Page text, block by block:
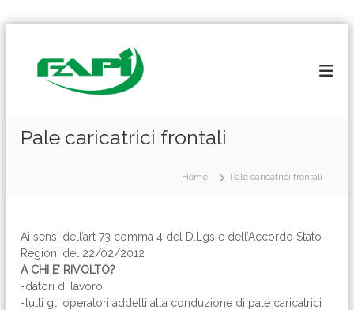
Pale caricatrici frontali
Home Pale caricatrici frontali
Ai sensi dell’art 73 comma 4 del D.Lgs e dell’Accordo Stato-
Regioni del 22/02/2012
A CHI E’ RIVOLTO?
-datori di lavoro
-tutti gli operatori addetti alla conduzione di pale caricatrici